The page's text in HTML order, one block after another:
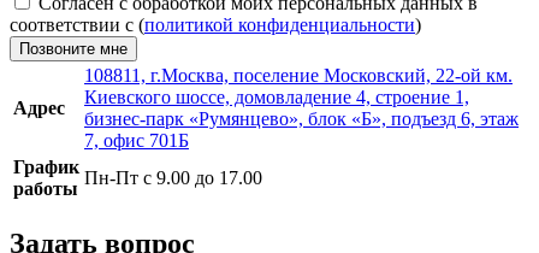
соответствии с (политикой конфиденциальности)
Позвоните мне
Адрес
108811, г.Москва, поселение Московский, 22-ой км.
Киевского шоссе, домовладение 4, строение 1,
бизнес-парк «Румянцево», блок «Б», подъезд 6, этаж
7, офис 701Б
График
работы
Пн-Пт с 9.00 до 17.00
Задать вопрос